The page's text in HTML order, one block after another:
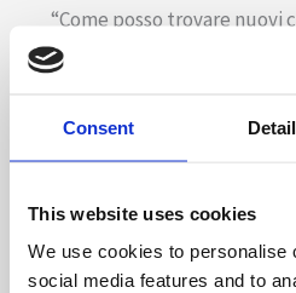
Consent
This website uses cookies
We use cookies to personalise
social media features and to
“Come posso trovare
aumentare i profitti
AUMENTA i profitti con la
azienda e la tua vita